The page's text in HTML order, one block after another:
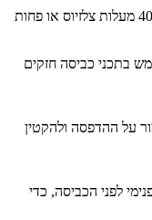
בתכני כביסה חזקים
על ההדפסה ולהקטין
לפני הכביסה, כדי